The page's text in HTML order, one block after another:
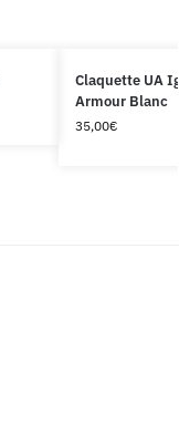
Claquette UA
Armour Blanc
35,00€